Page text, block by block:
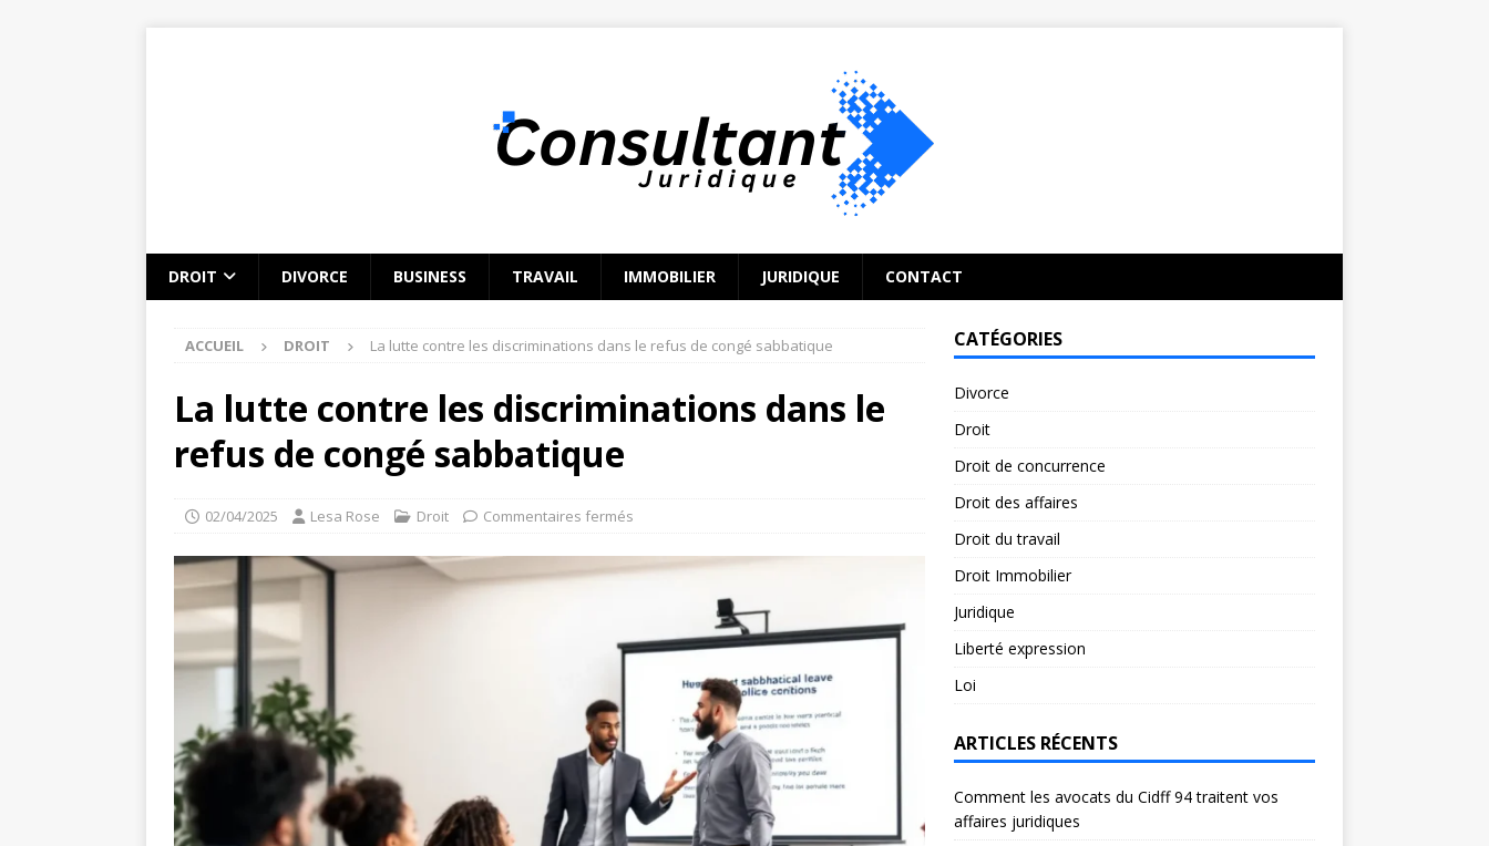
DROIT DIVORCE BUSINESS TRAVAIL IMMOBILIER JURIDIQUE CONTACT
ACCUEIL DROIT La lutte contre les discriminations dans le refus de congé sabbatique
La lutte contre les discriminations dans le
refus de congé sabbatique
02/04/2025 Lesa Rose Droit Commentaires fermés
CATÉGORIES
Divorce
Droit
Droit de concurrence
Droit des affaires
Droit du travail
Droit Immobilier
Juridique
Liberté expression
Loi
ARTICLES RÉCENTS
Comment les avocats du Cidff 94 traitent vos
affaires juridiques